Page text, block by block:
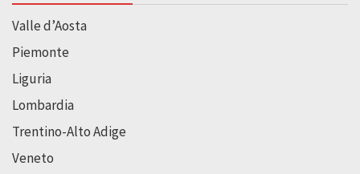
Valle d’Aosta
Piemonte
Liguria
Lombardia
Trentino-Alto Adige
Veneto